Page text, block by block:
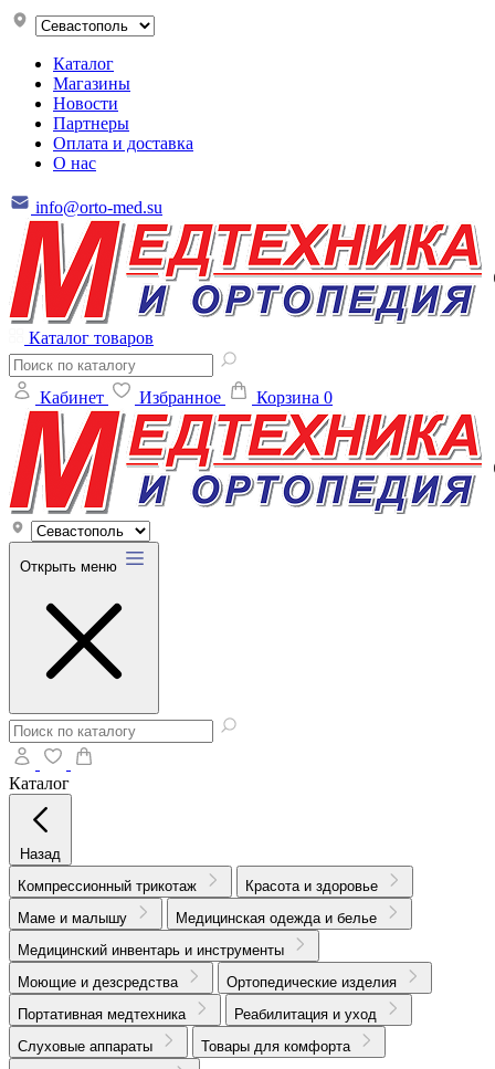
Каталог
Магазины
Новости
Партнеры
Оплата и доставка
О нас
info@orto-med.su
Каталог товаров
Кабинет Избранное Корзина 0
Открыть меню
Каталог
Назад
Компрессионный трикотаж
Красота и здоровье
Маме и малышу
Медицинская одежда и белье
Медицинский инвентарь и инструменты
Моющие и дезсредства
Ортопедические изделия
Портативная медтехника
Реабилитация и уход
Слуховые аппараты
Товары для комфорта